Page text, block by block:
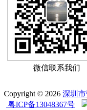
微信联系我们
Copyright © 2026 深圳
粤ICP备13048367号